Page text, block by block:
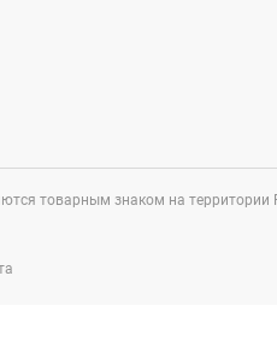
товарным знаком на